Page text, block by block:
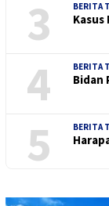
3 BERITA
4 BERITA
Bidan
5 BERITA